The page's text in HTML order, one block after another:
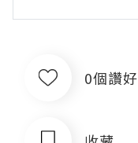
0個讚好